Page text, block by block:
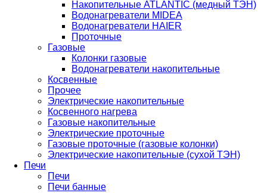
Накопительные ATLANTIC (медный ТЭН)
Водонагреватели MIDEA
Водонагреватели HAIER
Проточные
Газовые
Колонки газовые
Водонагреватели накопительные
Косвенные
Прочее
Электрические накопительные
Косвенного нагрева
Газовые накопительные
Электрические проточные
Газовые проточные (газовые колонки)
Электрические накопительные (сухой ТЭН)
Печи
Печи
Печи банные